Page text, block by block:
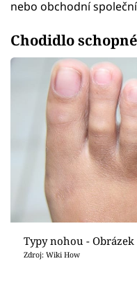
nebo obchodní
Chodidlo
Typy nohou - Obrázek
Zdroj: Wiki How